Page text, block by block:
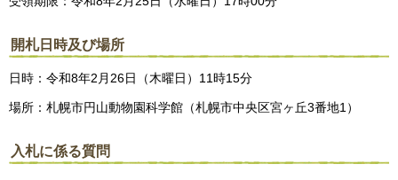
開札日時及び場所
日時：令和8年2月26日（木曜日）11時15分
場所：札幌市円山動物園科学館（札幌市中央区宮ヶ丘3番地1）
入札に係る質問